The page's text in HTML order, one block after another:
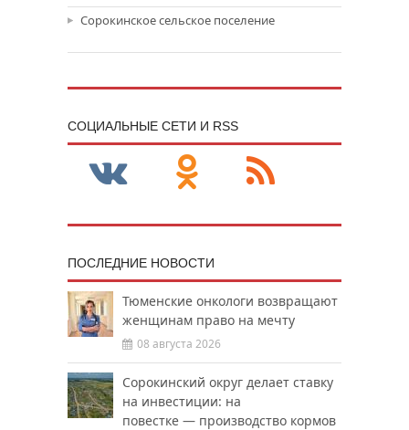
Сорокинское сельское поселение
CОЦИАЛЬНЫЕ СЕТИ И RSS
ПОСЛЕДНИЕ НОВОСТИ
Тюменские онкологи возвращают
женщинам право на мечту
08 августа 2026
Сорокинский округ делает ставку
на инвестиции: на
повестке — производство кормов